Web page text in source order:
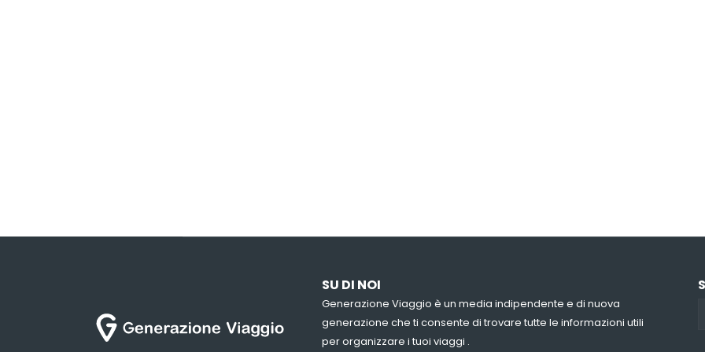
SU DI NOI
Generazione Viaggio è un media indipendente e di nuova
generazione che ti consente di trovare tutte le informazioni utili
per organizzare i tuoi viaggi .